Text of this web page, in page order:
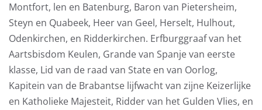
Montfort, len en Batenburg, Baron van Pietersheim,
Steyn en Quabeek, Heer van Geel, Herselt, Hulhout,
Odenkirchen, en Ridderkirchen. Erfburggraaf van het
Aartsbisdom Keulen, Grande van Spanje van eerste
klasse, Lid van de raad van State en van Oorlog,
Kapitein van de Brabantse lijfwacht van zijne Keizerlijke
en Katholieke Majesteit, Ridder van het Gulden Vlies, en